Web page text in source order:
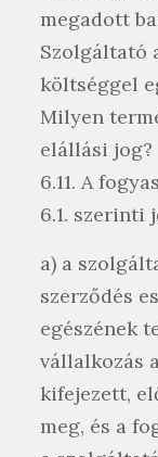
megadott
Szolgáltató
költséggel
Milyen
elállási jog?
6.11. A
6.1. szerinti
a) a
szerződés
egészének
vállalkozás
kifejezett,
meg, és a